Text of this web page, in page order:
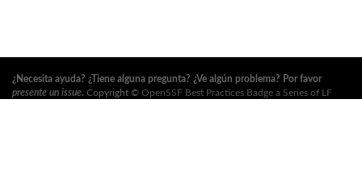
¿Necesita ayuda? ¿Tiene alguna pregunta? ¿Ve algún problema? Por favor
presente un issue. Copyright © OpenSSF Best Practices Badge a Series of LF